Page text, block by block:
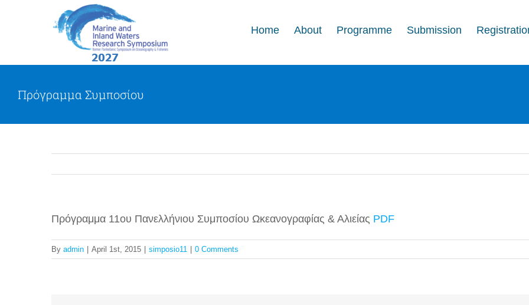
Home About Programme Submission
Πρόγραμμα Συμποσίου
Πρόγραμμα 11ου Πανελλήνιου Συμποσίου Ωκεανογραφίας & Αλιείας PDF
By admin April 1st, 2015 simposio11 0 Comments